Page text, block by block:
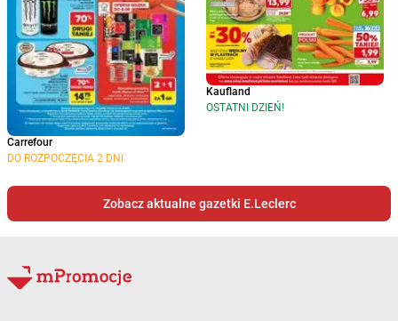
Carrefour
DO ROZPOCZĘCIA 2 DNI
Kaufland
OSTATNI DZIEŃ!
Zobacz aktualne gazetki E.Leclerc